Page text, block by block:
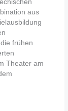
aus
frühen
Theater am